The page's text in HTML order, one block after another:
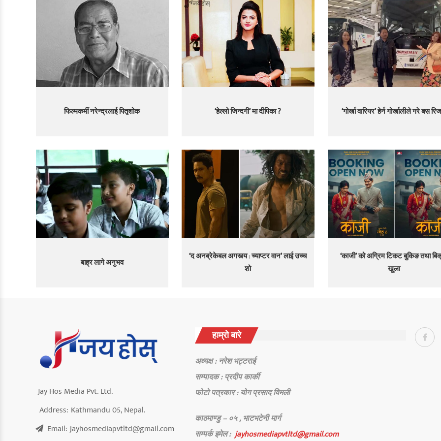
फिल्मकर्मी नरेन्द्रलाई पितृशोक ‘हेल्लो जिन्दगी’ मा दीपिका ? ‘गोर्खा वारियर’ हेर्न गोर्खालीले गरे बस
बाह्र लागे अनुभव
‘द अनब्रेकेबल अगस्त्य : च्याप्टर वान’ लाई उच्च
शो
‘काजी’ को अग्रिम टिकट बुकिङ तथा
खुला
Jay Hos Media Pvt. Ltd.
Address: Kathmandu 05, Nepal.
Email: jayhosmediapvtltd@gmail.com
हाम्रो बारे
अध्यक्ष : नरेश भट्टराई
सम्पादक : प्रदीप कार्की
फोटो पत्रकार : योग प्रसाद विमली
काठमाण्डु – ०५ , भाटभटेनी मार्ग
सम्पर्कइमेल :jayhosmediapvtltd@gmail.com